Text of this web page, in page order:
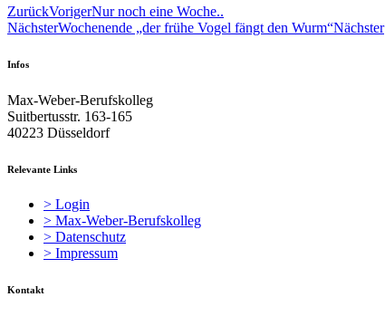
ZurückVorigerNur noch eine Woche..
NächsterWochenende „der frühe Vogel fängt den Wurm“Nächster
Infos
Max-Weber-Berufskolleg
Suitbertusstr. 163-165
40223 Düsseldorf
Relevante Links
> Login
> Max-Weber-Berufskolleg
> Datenschutz
> Impressum
Kontakt